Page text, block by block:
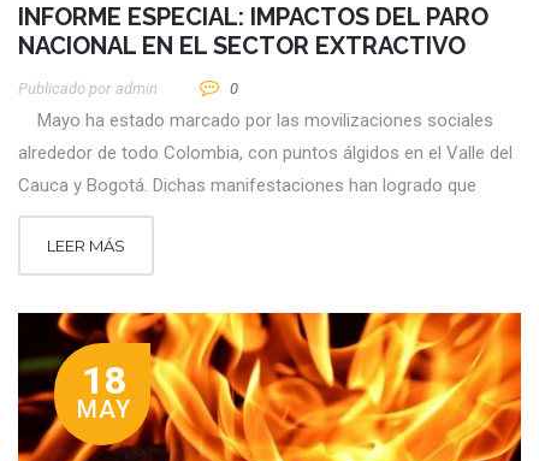
INFORME ESPECIAL: IMPACTOS DEL PARO
NACIONAL EN EL SECTOR EXTRACTIVO
Publicado por Admin 0
Mayo ha estado marcado por las movilizaciones sociales
alrededor de todo Colombia, con puntos álgidos en el Valle del
Cauca y Bogotá. Dichas manifestaciones han logrado que
LEER MÁS
18
MAY